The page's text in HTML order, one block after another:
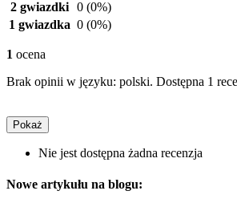
2 gwiazdki 0 (0%)
1 gwiazdka 0 (0%)
1 ocena
Brak opinii w języku: polski. Dostępna 1
Pokaż
Nie jest dostępna żadna recenzja
Nowe artykułu na blogu: